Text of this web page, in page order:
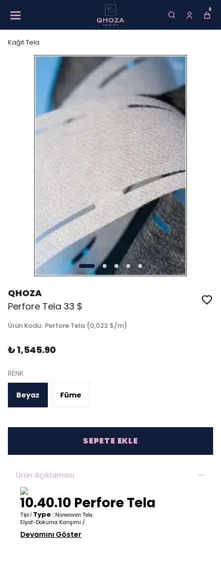
0
Kağıt Tela
QHOZA
Perfore Tela 33 $
Ürün Kodu: Perfore Tela {0,022 $/m}
₺ 1,545.90
RENK
Beyaz Füme
SEPETE EKLE
Ürün Açıklaması
10.40.10 Perfore Tela
Tipi / Type : Nonwoven Tela
Elyaf-Dokuma Karışımı /
Devamını Göster